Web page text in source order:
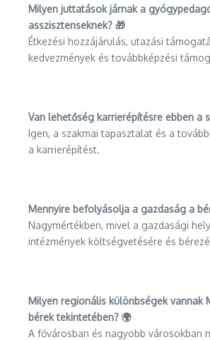
Milyen juttatások járnak a
asszisztenseknek? 🎁
Étkezési hozzájárulás, utazási
kedvezmények és továbbképzési
Van lehetőség karrierépítésre ebben a
Igen, a szakmai tapasztalat és a
a karrierépítést.
Mennyire befolyásolja a gazdaság a
Nagymértékben, mivel a gazdasági
intézmények költségvetésére és
Milyen regionális különbségek vannak
bérek tekintetében? 🌍
A fővárosban és nagyobb városokban